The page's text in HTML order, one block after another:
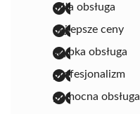
miła obsługa
najlepsze ceny
szybka obsługa
profesjonalizm
pomocna obsługa